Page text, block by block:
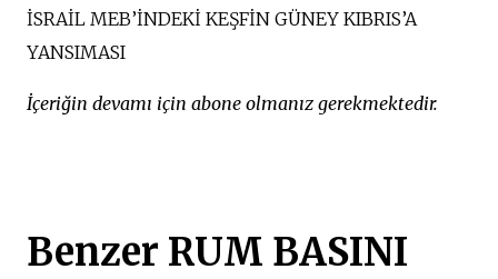
İSRAİL MEB’İNDEKİ KEŞFİN GÜNEY KIBRIS’A
YANSIMASI
İçeriğin devamı için abone olmanız gerekmektedir.
Benzer RUM BASINI